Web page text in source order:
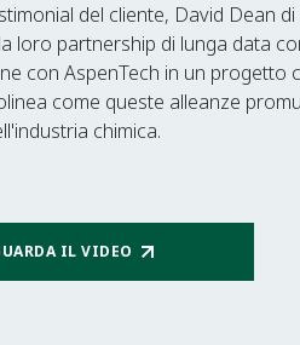
del cliente, David Dean
loro partnership di lunga data
con AspenTech in un progetto
come queste alleanze
chimica.
IL VIDEO